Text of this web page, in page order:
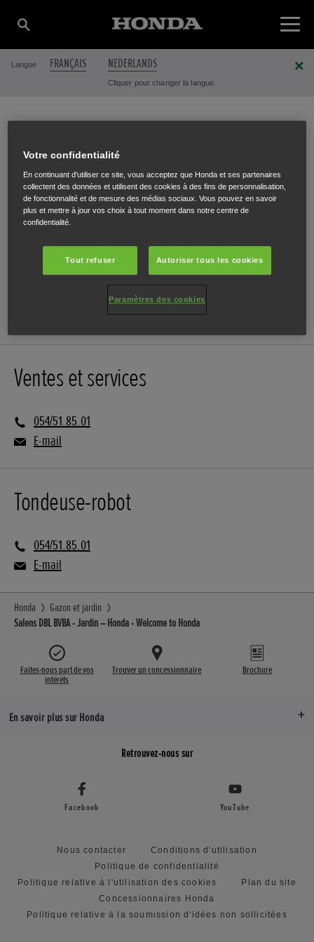
Langue FRANÇAIS NEDERLANDS
Cliquer pour changer la langue.
SALENS DBL BVBA
Nieuwstraat 8,Galmaarden,1570
Ventes et services
054/51.85.01
E-mail
Tondeuse-robot
054/51.85.01
E-mail
Honda
Gazon et jardin
Salens DBL BVBA - Jardin – Honda - Welcome to Honda
Faites-nous part de vos
intérêts
Trouver un concessionnaire Brochure
En savoir plus sur Honda
Retrouvez-nous sur
Facebook YouTube
Nous contacter
Conditions d'utilisation
Politique de confidentialité
Politique relative à l'utilisation des cookies
Plan du site
Concessionnaires Honda
Politique relative à la soumission d'idées non sollicitées
Votre confidentialité
En continuant d'utiliser ce site, vous acceptez que Honda et ses partenaires
collectent des données et utilisent des cookies à des fins de personnalisation,
de fonctionnalité et de mesure des médias sociaux. Vous pouvez en savoir
plus et mettre à jour vos choix à tout moment dans notre centre de
confidentialité.
Tout refuser Autoriser tous les cookies
Paramètres des cookies